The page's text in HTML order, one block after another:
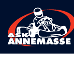
contenu